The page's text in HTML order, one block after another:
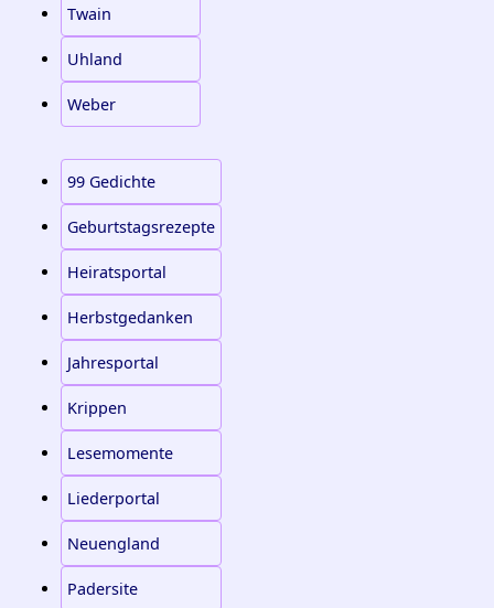
Twain
Uhland
Weber
99 Gedichte
Geburtstagsrezepte
Heiratsportal
Herbstgedanken
Jahresportal
Krippen
Lesemomente
Liederportal
Neuengland
Padersite